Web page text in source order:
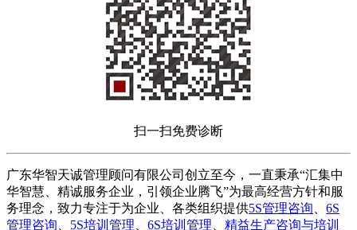
扫一扫免费诊断
广东华智天诚管理顾问有限公司创立至今，一直秉承“汇集中
华智慧、精诚服务企业，引领企业腾飞”为最高经营方针和服
务理念，致力专注于为企业、各类组织提供5S管理咨询
6S
管理咨询
5S培训管理 6S培训管理
精益生产咨询与培训